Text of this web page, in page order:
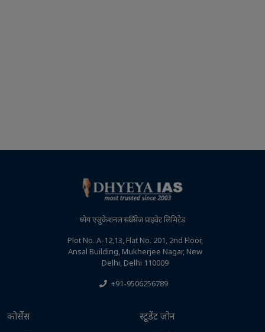
ध्येय एजुकेशनल सर्विसेज प्राइवेट लिमिटेड
Plot No. A-12,13, Flat No. 201, 2nd Floor,
Ansal Building, Mukherjee Nagar, New
Delhi, Delhi 110009
+91-9506256789
कोर्सेस स्टूडेंट जोन